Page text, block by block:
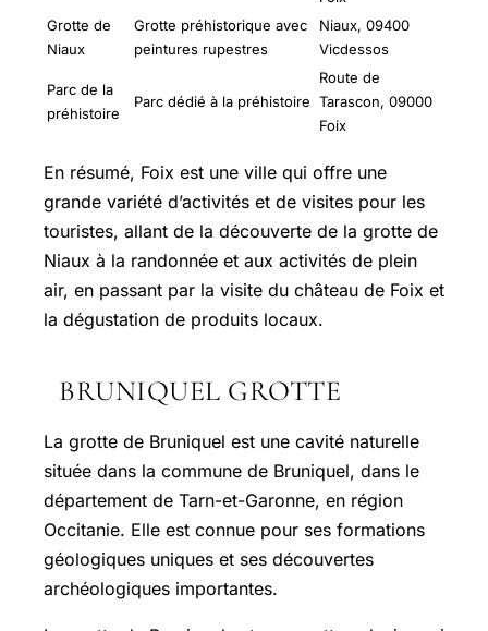
Grotte de
Niaux
Grotte préhistorique avec
peintures rupestres
Niaux, 09400
Vicdessos
Parc de la
préhistoire
Parc dédié à la préhistoire
Route de
Tarascon, 09000
Foix
En résumé, Foix est une ville qui offre une
grande variété d’activités et de visites pour les
touristes, allant de la découverte de la grotte de
Niaux à la randonnée et aux activités de plein
air, en passant par la visite du château de Foix et
la dégustation de produits locaux.
BRUNIQUEL GROTTE
La grotte de Bruniquel est une cavité naturelle
située dans la commune de Bruniquel, dans le
département de Tarn-et-Garonne, en région
Occitanie. Elle est connue pour ses formations
géologiques uniques et ses découvertes
archéologiques importantes.